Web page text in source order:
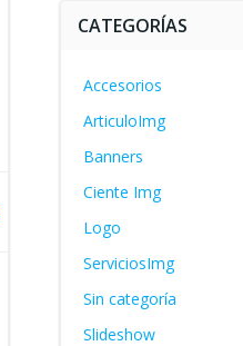
CATEGORÍAS
Accesorios
ArticuloImg
Banners
Ciente Img
Logo
ServiciosImg
Sin categoría
Slideshow